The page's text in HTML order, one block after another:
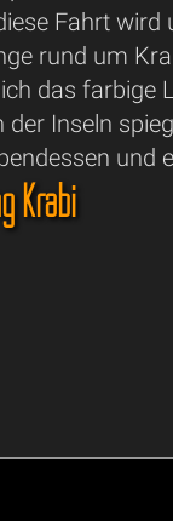
Fahrt wird
rund um
das farbige
Inseln
und
Krabi